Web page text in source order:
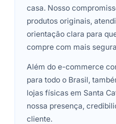
casa. Nosso
produtos originais,
orientação clara para
compre com mais
Além do e-commerce
para todo o Brasil,
lojas físicas em Santa
nossa presença,
cliente.